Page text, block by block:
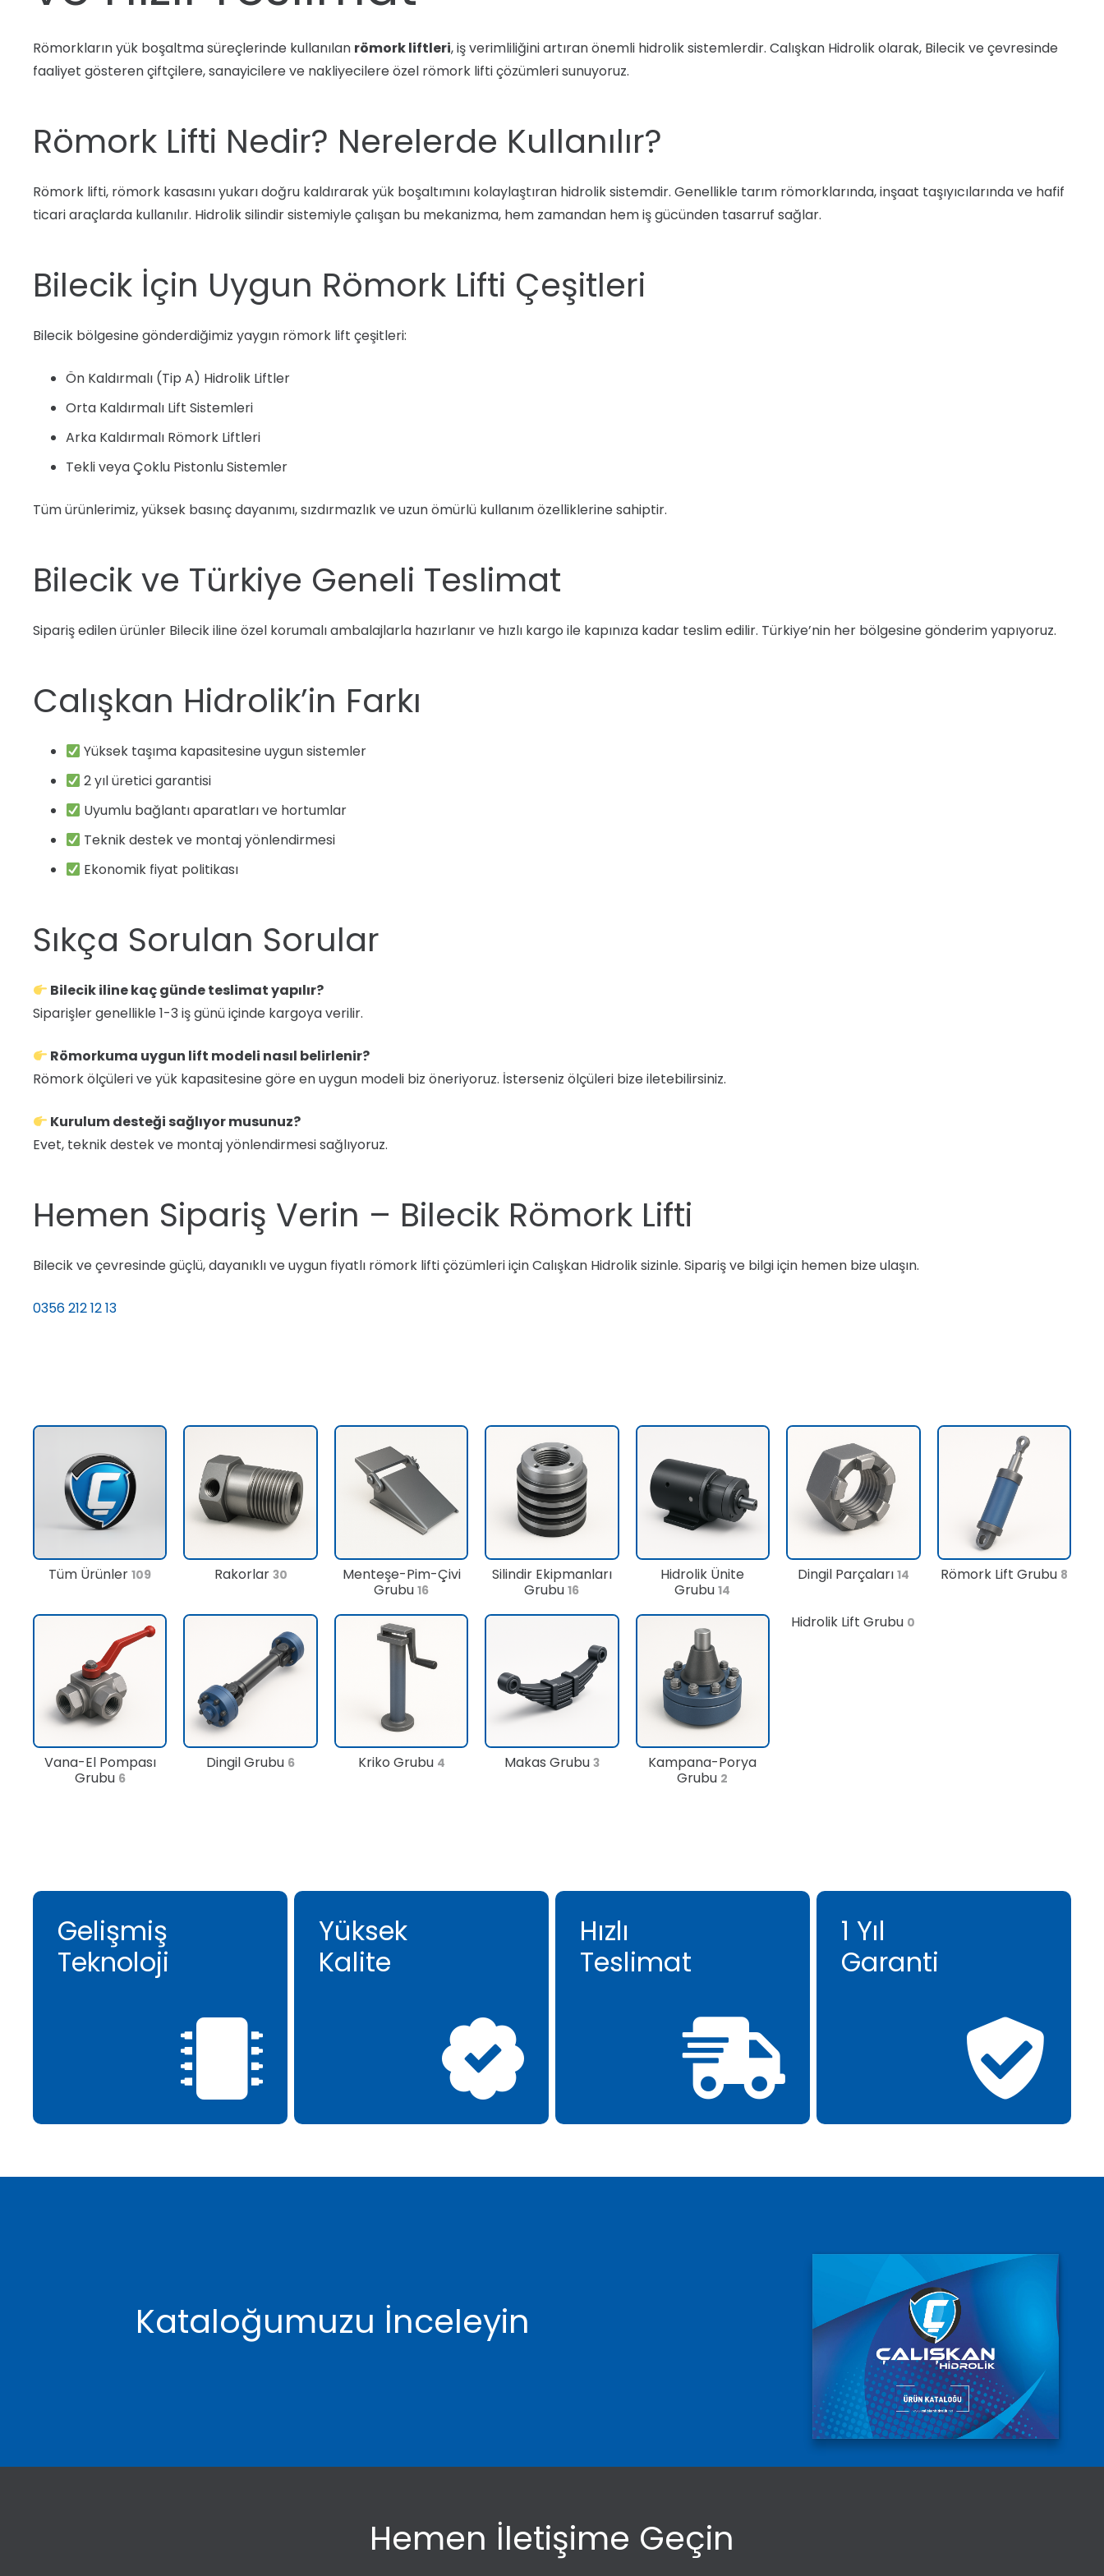
Römorkların yük boşaltma süreçlerinde kullanılan römork liftleri, iş verimliliğini artıran önemli hidrolik sistemlerdir. Calışkan Hidrolik olarak, Bilecik ve çevresinde
faaliyet gösteren çiftçilere, sanayicilere ve nakliyecilere özel römork lifti çözümleri sunuyoruz.
Römork Lifti Nedir? Nerelerde Kullanılır?
Römork lifti, römork kasasını yukarı doğru kaldırarak yük boşaltımını kolaylaştıran hidrolik sistemdir. Genellikle tarım römorklarında, inşaat taşıyıcılarında ve hafif
ticari araçlarda kullanılır. Hidrolik silindir sistemiyle çalışan bu mekanizma, hem zamandan hem iş gücünden tasarruf sağlar.
Bilecik İçin Uygun Römork Lifti Çeşitleri
Bilecik bölgesine gönderdiğimiz yaygın römork lift çeşitleri:
Ön Kaldırmalı (Tip A) Hidrolik Liftler
Orta Kaldırmalı Lift Sistemleri
Arka Kaldırmalı Römork Liftleri
Tekli veya Çoklu Pistonlu Sistemler
Tüm ürünlerimiz, yüksek basınç dayanımı, sızdırmazlık ve uzun ömürlü kullanım özelliklerine sahiptir.
Bilecik ve Türkiye Geneli Teslimat
Sipariş edilen ürünler Bilecik iline özel korumalı ambalajlarla hazırlanır ve hızlı kargo ile kapınıza kadar teslim edilir. Türkiye’nin her bölgesine gönderim yapıyoruz.
Calışkan Hidrolik’in Farkı
Yüksek taşıma kapasitesine uygun sistemler
2 yıl üretici garantisi
Uyumlu bağlantı aparatları ve hortumlar
Teknik destek ve montaj yönlendirmesi
Ekonomik fiyat politikası
Sıkça Sorulan Sorular
Bilecik iline kaç günde teslimat yapılır?
Siparişler genellikle 1-3 iş günü içinde kargoya verilir.
Römorkuma uygun lift modeli nasıl belirlenir?
Römork ölçüleri ve yük kapasitesine göre en uygun modeli biz öneriyoruz. İsterseniz ölçüleri bize iletebilirsiniz.
Kurulum desteği sağlıyor musunuz?
Evet, teknik destek ve montaj yönlendirmesi sağlıyoruz.
Hemen Sipariş Verin – Bilecik Römork Lifti
Bilecik ve çevresinde güçlü, dayanıklı ve uygun fiyatlı römork lifti çözümleri için Calışkan Hidrolik sizinle. Sipariş ve bilgi için hemen bize ulaşın.
0356 212 12 13
Tüm Ürünler109 Rakorlar 30
Menteşe-Pim-Çivi
Grubu16
Silindir Ekipmanları
Grubu16
Hidrolik Ünite
Grubu14
Dingil Parçaları 14 Römork Lift Grubu 8
Vana-El Pompası
Grubu 6
Dingil Grubu 6 Kriko Grubu 4 Makas Grubu 3
Kampana-Porya
Grubu 2
Hidrolik Lift Grubu 0
Gelişmiş
Teknoloji
Yüksek
Kalite
Hızlı
Teslimat
1 Yıl
Garanti
Kataloğumuzu İnceleyin
Hemen İletişime Geçin